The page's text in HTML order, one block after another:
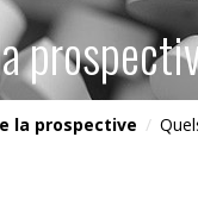
la prospective /